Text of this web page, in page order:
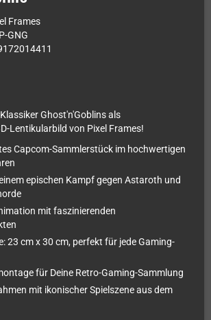
Frames
GNG
Ghost'n'Goblins als
Lentikularbild von Pixel Frames!
Capcom-Sammlerstück im hochwertigen
epischen Kampf gegen Astaroth und
mit faszinierenden
23 cm x 30 cm, perfekt für jede Gaming-
für Deine Retro-Gaming-Sammlung
mit ikonischer Spielszene aus dem